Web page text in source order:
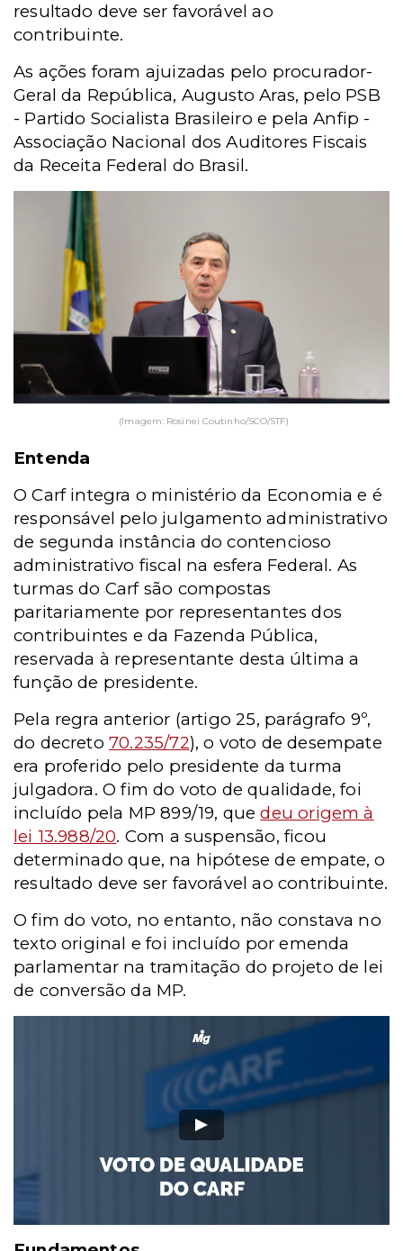
resultado deve ser favorável ao
contribuinte.
As ações foram ajuizadas pelo procurador-
Geral da República, Augusto Aras, pelo PSB
- Partido Socialista Brasileiro e pela Anfip -
Associação Nacional dos Auditores Fiscais
da Receita Federal do Brasil.
(Imagem: Rosinei Coutinho/SCO/STF)
Entenda
O Carf integra o ministério da Economia e é
responsável pelo julgamento administrativo
de segunda instância do contencioso
administrativo fiscal na esfera Federal. As
turmas do Carf são compostas
paritariamente por representantes dos
contribuintes e da Fazenda Pública,
reservada à representante desta última a
função de presidente.
Pela regra anterior (artigo 25, parágrafo 9º,
do decreto70.235/72), o voto de desempate
era proferido pelo presidente da turma
julgadora. O fim do voto de qualidade, foi
incluído pela MP 899/19, quedeu origem à
lei 13.988/20. Com a suspensão, ficou
determinado que, na hipótese de empate, o
resultado deve ser favorável ao contribuinte.
O fim do voto, no entanto, não constava no
texto original e foi incluído por emenda
parlamentar na tramitação do projeto de lei
de conversão da MP.